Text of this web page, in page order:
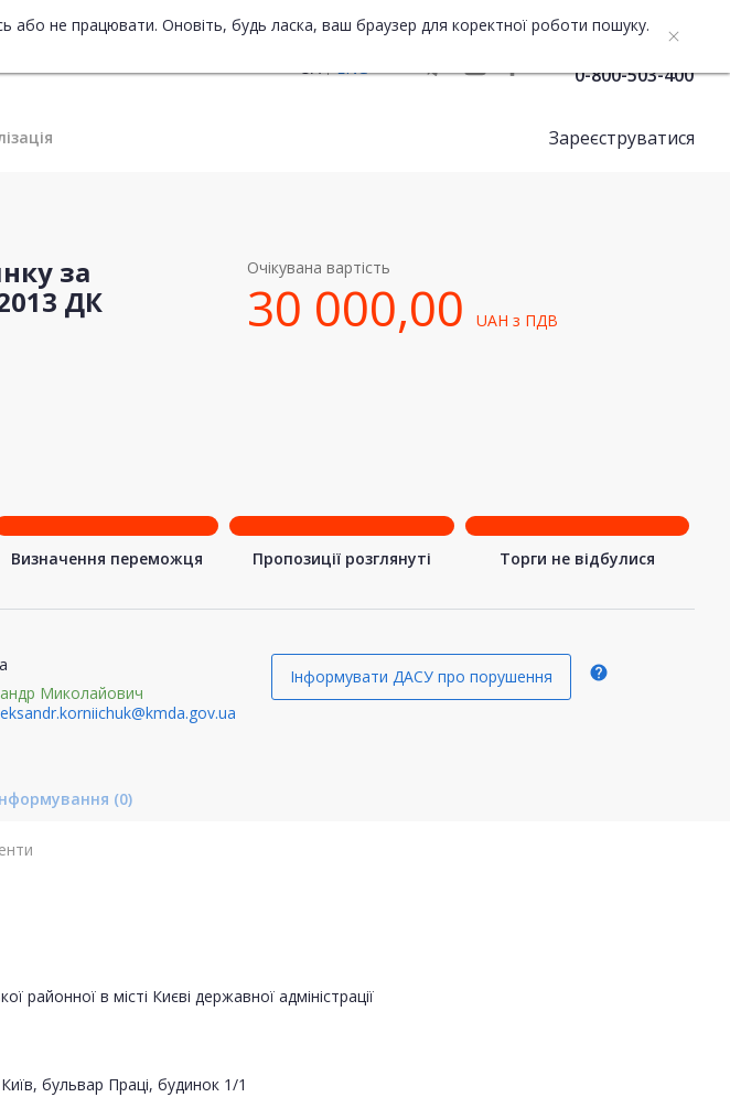
або не працювати. Оновіть, будь ласка, ваш браузер для коректної роботи пошуку.
UA
ENG 0-800-503-400
Зареєструватися
за
ДК
Очікувана вартість
30 000,00UAHз ПДВ
Визначення переможця Пропозиції розглянуті Торги не відбулися
Миколайович
Інформувати ДАСУ про порушення help
(0)
районної в місті Києві державної адміністрації
бульвар Праці, будинок 1/1